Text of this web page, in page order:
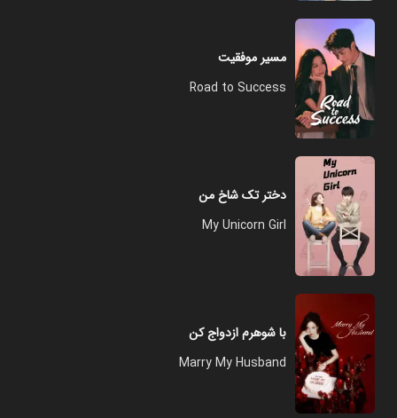
مسیر موفقیت
Road to Success
دختر تک شاخ من
My Unicorn Girl
با شوهرم ازدواج کن
Marry My Husband